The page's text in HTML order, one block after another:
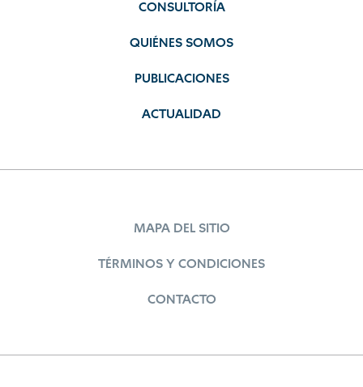
CONSULTORÍA
QUIÉNES SOMOS
PUBLICACIONES
ACTUALIDAD
MAPA DEL SITIO
TÉRMINOS Y CONDICIONES
CONTACTO